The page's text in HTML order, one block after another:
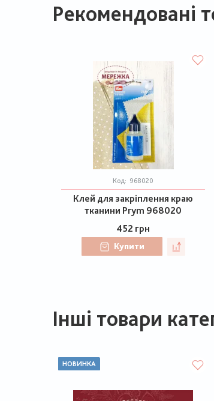
Рекомендовані
Код: 968020
Клей для закріплення краю
тканини Prym 968020
452 грн
Купити
Інші товари
НОВИНКА